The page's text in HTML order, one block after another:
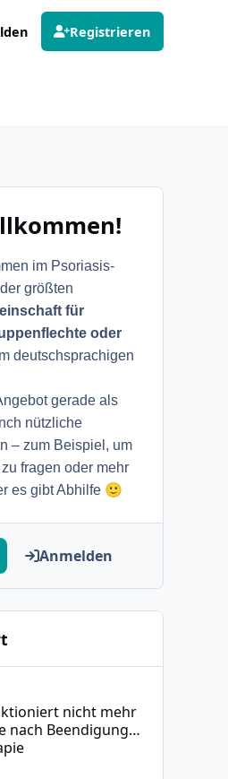
Registrieren
im Psoriasis-
größten
für
oder
deutschsprachigen
gerade als
nützliche
– zum Beispiel, um
fragen oder mehr
es gibt Abhilfe 🙂
Anmelden
nicht mehr
nach Beendigung